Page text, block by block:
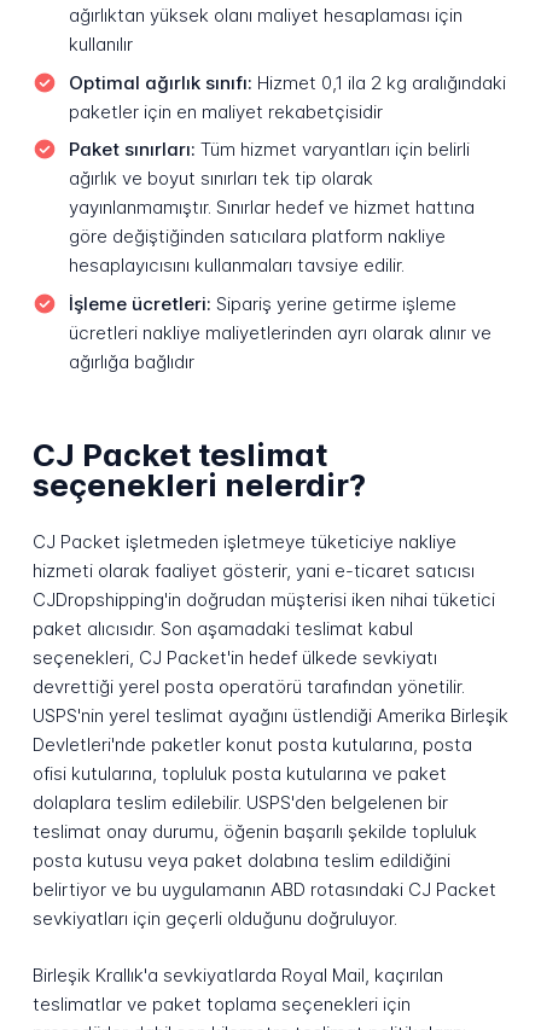
ağırlıktan yüksek olanı maliyet hesaplaması için
kullanılır
Optimal ağırlık sınıfı: Hizmet 0,1 ila 2 kg aralığındaki
paketler için en maliyet rekabetçisidir
Paket sınırları: Tüm hizmet varyantları için belirli
ağırlık ve boyut sınırları tek tip olarak
yayınlanmamıştır. Sınırlar hedef ve hizmet hattına
göre değiştiğinden satıcılara platform nakliye
hesaplayıcısını kullanmaları tavsiye edilir.
İşleme ücretleri: Sipariş yerine getirme işleme
ücretleri nakliye maliyetlerinden ayrı olarak alınır ve
ağırlığa bağlıdır
CJ Packet teslimat
seçenekleri nelerdir?
CJ Packet işletmeden işletmeye tüketiciye nakliye
hizmeti olarak faaliyet gösterir, yani e-ticaret satıcısı
CJDropshipping'in doğrudan müşterisi iken nihai tüketici
paket alıcısıdır. Son aşamadaki teslimat kabul
seçenekleri, CJ Packet'in hedef ülkede sevkiyatı
devrettiği yerel posta operatörü tarafından yönetilir.
USPS'nin yerel teslimat ayağını üstlendiği Amerika Birleşik
Devletleri'nde paketler konut posta kutularına, posta
ofisi kutularına, topluluk posta kutularına ve paket
dolaplara teslim edilebilir. USPS'den belgelenen bir
teslimat onay durumu, öğenin başarılı şekilde topluluk
posta kutusu veya paket dolabına teslim edildiğini
belirtiyor ve bu uygulamanın ABD rotasındaki CJ Packet
sevkiyatları için geçerli olduğunu doğruluyor.
Birleşik Krallık'a sevkiyatlarda Royal Mail, kaçırılan
teslimatlar ve paket toplama seçenekleri için